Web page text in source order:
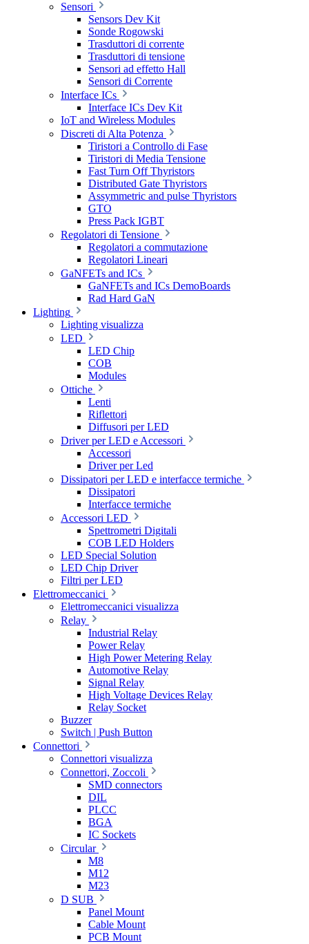
Sensori
Sensors Dev Kit
Sonde Rogowski
Trasduttori di corrente
Trasduttori di tensione
Sensori ad effetto Hall
Sensori di Corrente
Interface ICs
Interface ICs Dev Kit
IoT and Wireless Modules
Discreti di Alta Potenza
Tiristori a Controllo di Fase
Tiristori di Media Tensione
Fast Turn Off Thyristors
Distributed Gate Thyristors
Assymmetric and pulse Thyristors
GTO
Press Pack IGBT
Regolatori di Tensione
Regolatori a commutazione
Regolatori Lineari
GaNFETs and ICs
GaNFETs and ICs DemoBoards
Rad Hard GaN
Lighting
Lighting visualizza
LED
LED Chip
COB
Modules
Ottiche
Lenti
Riflettori
Diffusori per LED
Driver per LED e Accessori
Accessori
Driver per Led
Dissipatori per LED e interfacce termiche
Dissipatori
Interfacce termiche
Accessori LED
Spettrometri Digitali
COB LED Holders
LED Special Solution
LED Chip Driver
Filtri per LED
Elettromeccanici
Elettromeccanici visualizza
Relay
Industrial Relay
Power Relay
High Power Metering Relay
Automotive Relay
Signal Relay
High Voltage Devices Relay
Relay Socket
Buzzer
Switch | Push Button
Connettori
Connettori visualizza
Connettori, Zoccoli
SMD connectors
DIL
PLCC
BGA
IC Sockets
Circular
M8
M12
M23
D SUB
Panel Mount
Cable Mount
PCB Mount